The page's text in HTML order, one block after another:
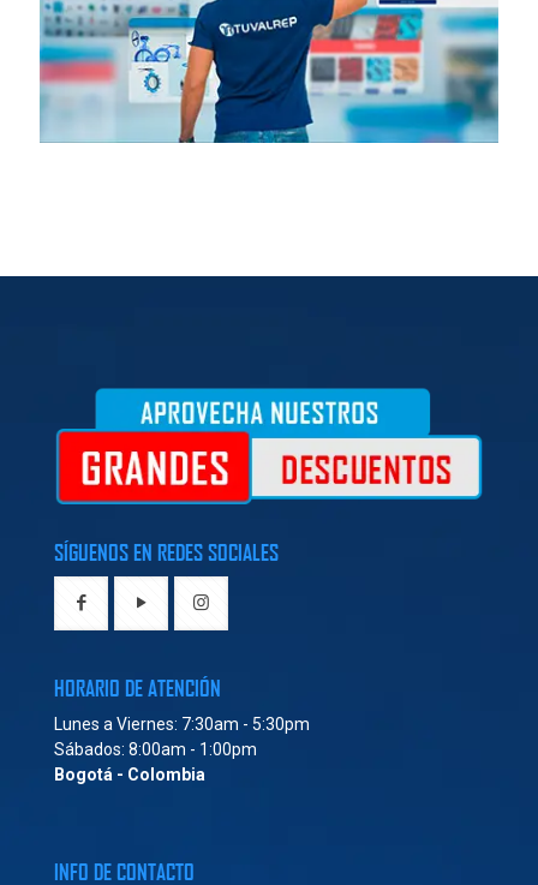
SÍGUENOS EN REDES SOCIALES
HORARIO DE ATENCIÓN
Lunes a Viernes: 7:30am - 5:30pm
Sábados: 8:00am - 1:00pm
Bogotá - Colombia
INFO DE CONTACTO